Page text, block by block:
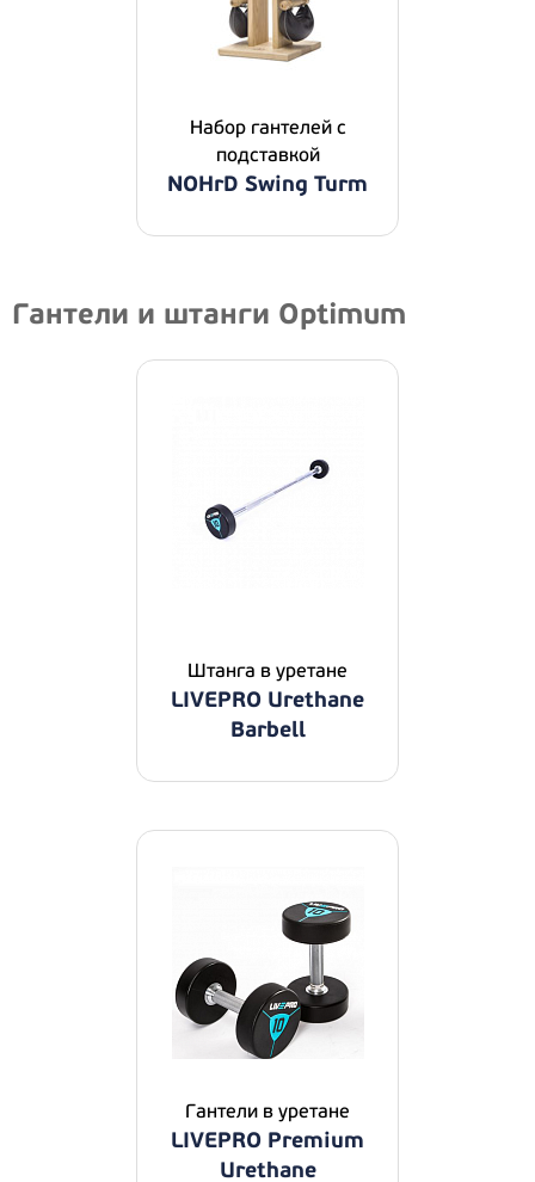
Набор гантелей с
подставкой
NOHrD Swing Turm
Гантели и штанги Optimum
Штанга в уретане
LIVEPRO Urethane
Barbell
Гантели в уретане
LIVEPRO Premium
Urethane